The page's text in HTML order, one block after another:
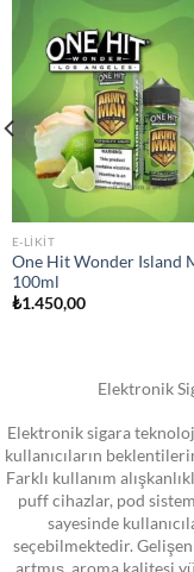
E-LIKIT
One Hit Wonder Island
100ml
₺1.450,00
Elektronik
Elektronik sigara
kullanıcıların
Farklı kullanım
puff cihazlar, pod
sayesinde
seçebilmektedir.
artmış, aroma kalitesi